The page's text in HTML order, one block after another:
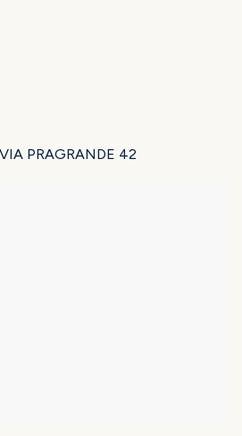
PRAGRANDE 42